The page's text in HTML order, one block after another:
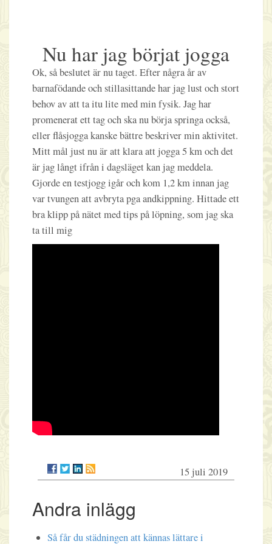
Nu har jag börjat jogga
Ok, så beslutet är nu taget. Efter några år av
barnafödande och stillasittande har jag lust och stort
behov av att ta itu lite med min fysik. Jag har
promenerat ett tag och ska nu börja springa också,
eller flåsjogga kanske bättre beskriver min aktivitet.
Mitt mål just nu är att klara att jogga 5 km och det
är jag långt ifrån i dagsläget kan jag meddela.
Gjorde en testjogg igår och kom 1,2 km innan jag
var tvungen att avbryta pga andkippning. Hittade ett
bra klipp på nätet med tips på löpning, som jag ska
ta till mig
15 juli 2019
Andra inlägg
Så får du städningen att kännas lättare i